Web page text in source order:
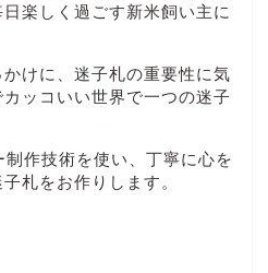
楽しく過ごす新米飼い主に
けに、迷子札の重要性に気
ッコいい世界で一つの迷子
作技術を使い、丁寧に心を
札をお作りします。